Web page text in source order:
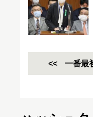
一番最